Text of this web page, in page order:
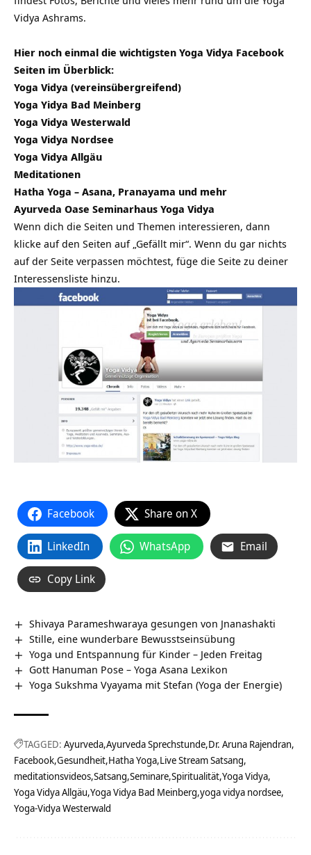
Vidya Ashrams.
Hier noch einmal die wichtigsten Yoga Vidya Facebook
Seiten im Überblick:
Yoga Vidya (vereinsübergreifend)
Yoga Yidya Bad Meinberg
Yoga Vidya Westerwald
Yoga Vidya Nordsee
Yoga Vidya Allgäu
Meditationen
Hatha Yoga – Asana, Pranayama und mehr
Ayurveda Oase Seminarhaus Yoga Vidya
Wenn dich die Seiten und Themen interessieren, dann
klicke auf den Seiten auf „Gefällt mir“. Wenn du gar nichts
auf der Seite verpassen möchtest, füge die Seite zu deiner
Interessensliste hinzu.
Facebook Share on X
LinkedIn WhatsApp Email
Copy Link
Shivaya Parameshwaraya gesungen von Jnanashakti
Stille, eine wunderbare Bewusstseinsübung
Yoga und Entspannung für Kinder – Jeden Freitag
Gott Hanuman Pose – Yoga Asana Lexikon
Yoga Sukshma Vyayama mit Stefan (Yoga der Energie)
TAGGED: Ayurveda Ayurveda Sprechstunde Dr. Aruna Rajendran
Facebook Gesundheit Hatha Yoga Live Stream Satsang
meditationsvideos Satsang Seminare Spiritualität Yoga Vidya
Yoga Vidya Allgäu Yoga Vidya Bad Meinberg yoga vidya nordsee
Yoga-Vidya Westerwald